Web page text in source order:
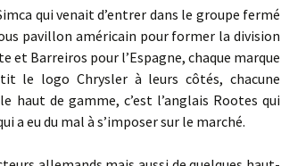
qui venait d’entrer dans le groupe fermé
pavillon américain pour former la division
et Barreiros pour l’Espagne, chaque marque
le logo Chrysler à leurs côtés, chacune
haut de gamme, c’est l’anglais Rootes qui
a eu du mal à s’imposer sur le marché.